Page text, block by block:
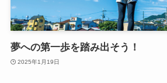
夢への第一歩を踏み出そう！
2025年1月19日